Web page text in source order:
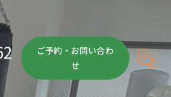
ご予約・お問い合わ
せ